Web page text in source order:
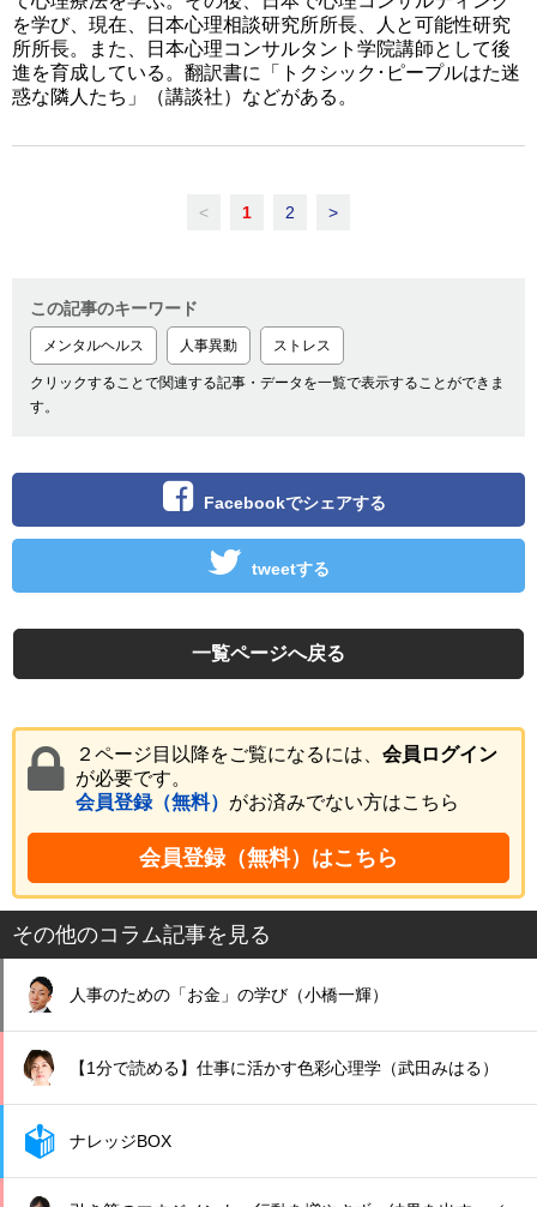
を学び、現在、日本心理相談研究所所長、人と可能性研究
所所長。また、日本心理コンサルタント学院講師として後
進を育成している。翻訳書に「トクシック･ピープルはた迷
惑な隣人たち」（講談社）などがある。
< 1 2 >
この記事のキーワード
メンタルヘルス 人事異動 ストレス
クリックすることで関連する記事・データを一覧で表示することができま
す。
Facebookでシェアする
tweetする
一覧ページへ戻る
２ページ目以降をご覧になるには、 会員ログイン
が必要です。
会員登録（無料） がお済みでない方はこちら
会員登録（無料）はこちら
その他のコラム記事を見る
人事のための「お金」の学び（小橋一輝）
【1分で読める】仕事に活かす色彩心理学（武田みはる）
ナレッジBOX